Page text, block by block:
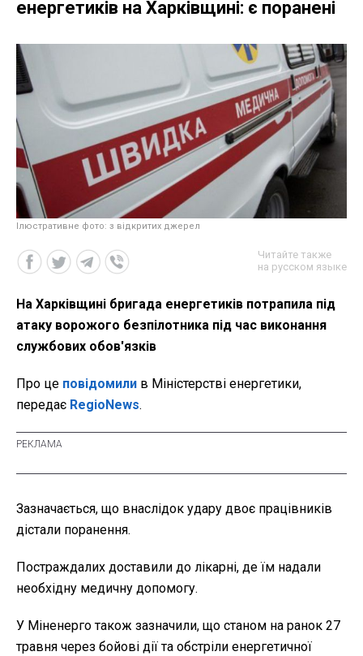
енергетиків на Харківщині: є поранені
Ілюстративне фото: з відкритих джерел
Читайте также
на русском языке
На Харківщині бригада енергетиків потрапила під
атаку ворожого безпілотника під час виконання
службових обов'язків
Про це повідомили в Міністерстві енергетики,
передає RegioNews.
Зазначається, що внаслідок удару двоє працівників
дістали поранення.
Постраждалих доставили до лікарні, де їм надали
необхідну медичну допомогу.
У Міненерго також зазначили, що станом на ранок 27
травня через бойові дії та обстріли енергетичної